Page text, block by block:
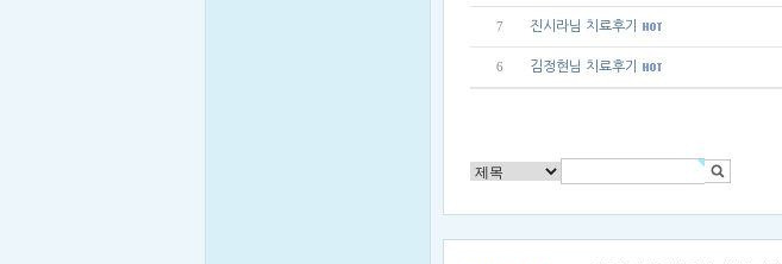
7 진시라님 치료후기
6 김정현님 치료후기